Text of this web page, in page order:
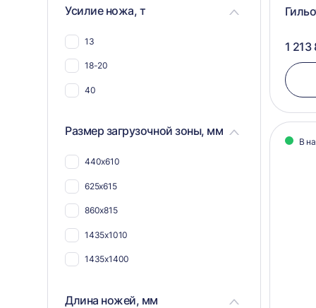
Усилие ножа, т
13
18-20
40
Размер загрузочной зоны, мм
440х610
625х615
860х815
1435х1010
1435х1400
Длина ножей, мм
1
В